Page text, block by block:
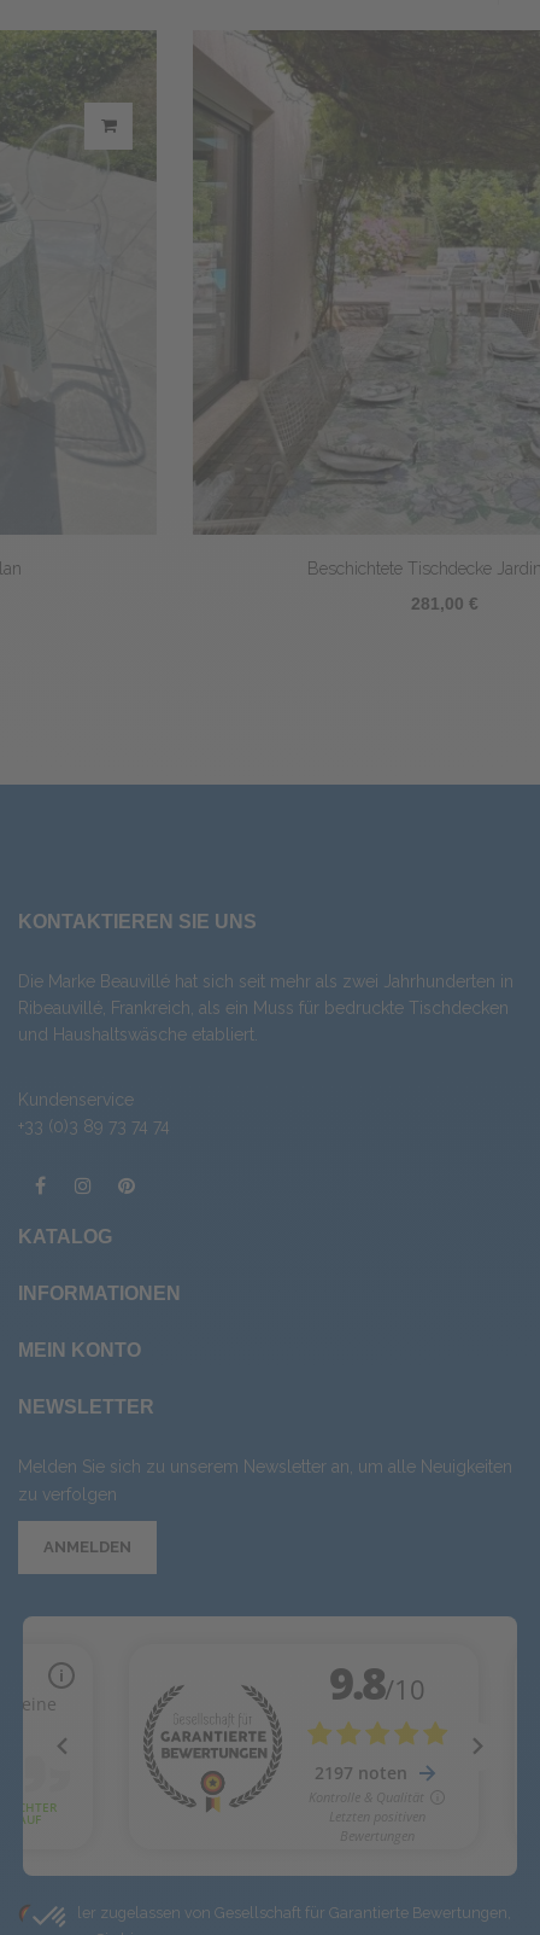
Beschichtete Tischdecke Jardin d'été
KONTAKTIEREN SIE UNS
Die Marke Beauvillé hat sich seit mehr als zwei Jahrhunderten in
Ribeauvillé, Frankreich, als ein Muss für bedruckte Tischdecken
und Haushaltswäsche etabliert.
Kundenservice
+33 (0)3 89 73 74 74
KATALOG
INFORMATIONEN
MEIN KONTO
NEWSLETTER
Melden Sie sich zu unserem Newsletter an, um alle Neuigkeiten
zu verfolgen
ANMELDEN
Händler zugelassen von Gesellschaft für Garantierte Bewertungen,